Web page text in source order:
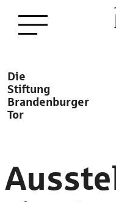
Hauptinhalt
Die
Stiftung
Brandenburger
Tor